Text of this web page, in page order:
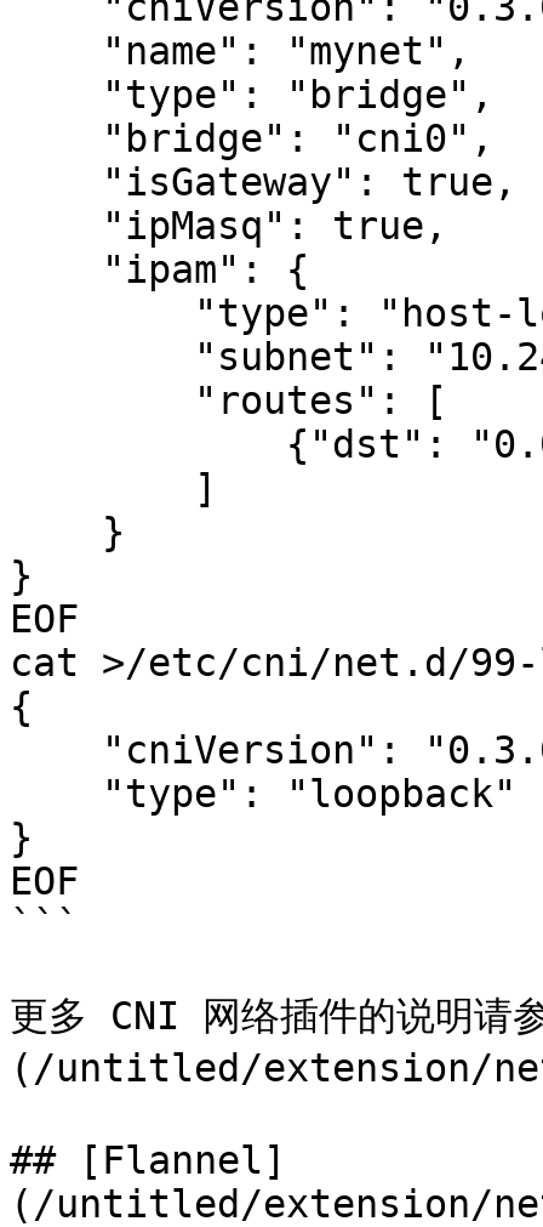
}
EOF
cat >/etc/cni/net.d/99-
{
}
EOF
```
更多 CNI 网络插件的说明
(/untitled/extension/
## [Flannel]
(/untitled/extension/